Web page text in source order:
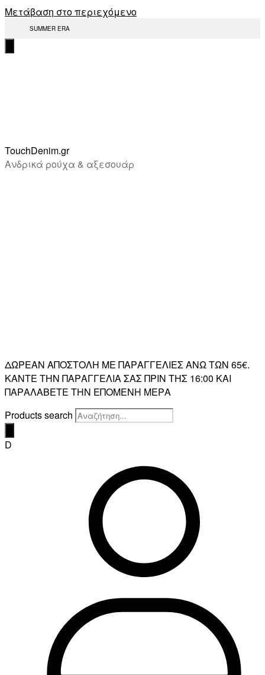
Μετάβαση στο περιεχόμενο
SUMMER ERA
TouchDenim.gr
Ανδρικά ρούχα & αξεσουάρ
ΔΩΡΕΑΝ ΑΠΟΣΤΟΛΗ ΜΕ ΠΑΡΑΓΓΕΛΙΕΣ ΑΝΩ ΤΩΝ 65€.
ΚΑΝΤΕ ΤΗΝ ΠΑΡΑΓΓΕΛΙΑ ΣΑΣ ΠΡΙΝ ΤΗΣ 16:00 ΚΑΙ
ΠΑΡΑΛΑΒΕΤΕ ΤΗΝ ΕΠΟΜΕΝΗ ΜΕΡΑ
Products search
D